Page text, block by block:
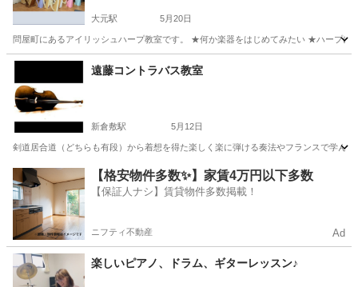
大元駅 5月20日
問屋町にあるアイリッシュハープ教室です。 ★何か楽器をはじめてみたい ★ハープ
岡山 岡山市 大元駅 その他 ハープ
遠藤コントラバス教室
新倉敷駅 5月12日
剣道居合道（どちらも有段）から着想を得た楽しく楽に弾ける奏法やフランスで学ん
岡山 倉敷市 新倉敷駅 その他 コントラバス
【格安物件多数✨】家賃4万円以下多数
【保証人ナシ】賃貸物件多数掲載！
ニフティ不動産 Ad
楽しいピアノ、ドラム、ギターレッスン♪